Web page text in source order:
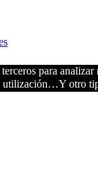
para
utilización…Y otro